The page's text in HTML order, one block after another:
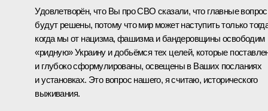
Удовлетворён, что Вы про СВО сказали, что главные
будут решены, потому что мир может наступить только
когда мы от нацизма, фашизма и бандеровщины освободим
«ридную» Украину и добьёмся тех целей, которые
и глубоко сформулированы, освещены в Ваших посланиях
и установках. Это вопрос нашего, я считаю, исторического
выживания.